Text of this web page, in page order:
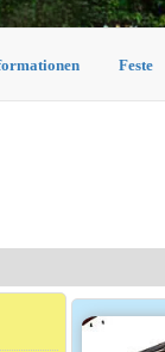
Feste